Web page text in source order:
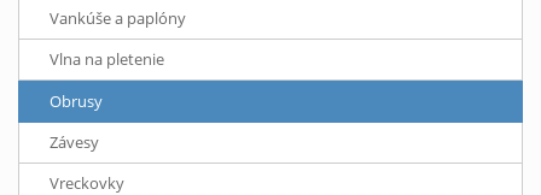
Vankúše a paplóny
Vlna na pletenie
Obrusy
Závesy
Vreckovky